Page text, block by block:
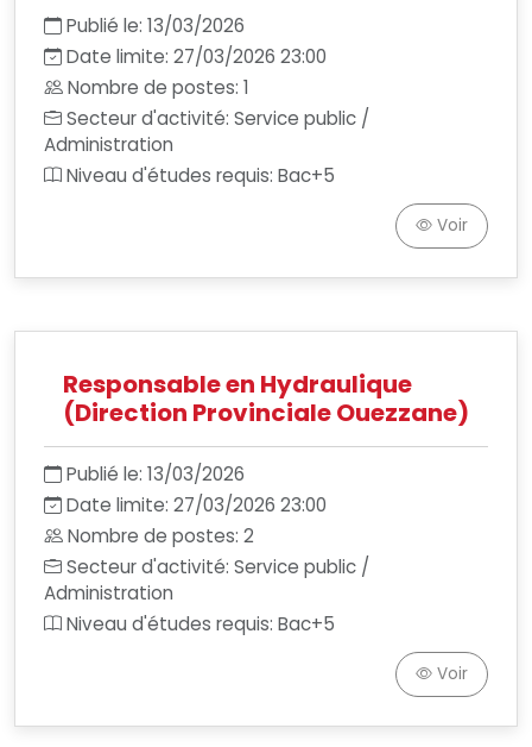
Publié le: 13/03/2026
Date limite: 27/03/2026 23:00
Nombre de postes: 1
Secteur d'activité: Service public /
Administration
Niveau d'études requis: Bac+5
Voir
Responsable en Hydraulique
(Direction Provinciale Ouezzane)
Publié le: 13/03/2026
Date limite: 27/03/2026 23:00
Nombre de postes: 2
Secteur d'activité: Service public /
Administration
Niveau d'études requis: Bac+5
Voir